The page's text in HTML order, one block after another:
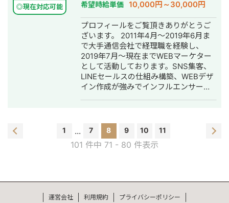
UP ・主な施策内容： └カスタマー
ジャーニーの設計 └オウンドメディ
ア企画/制作ディレクション └セミナ
ー企画の立案 └広告運用/LPO ・成
果 └獲得リード数（全体）：1600%
までUP（10→160件） └獲得リード
数（SEO経由）：0→20件 └獲得リ
ード数（広告経由）：約410%まで
UP（5→30件） └獲得リード数（セ
ミナー経由）：約350%まで
■SEO対策 ①歯科ポータルサイト ・
対策KW：歯医者 〇〇(地名) ・サイト
訪問数：300,000UP（約4ヵ月間） ②
→5位 └モンドール病(1,900)：圏外
0→300,000（約2年間） ③イラスト
◎現在対応可能 希望時給単価 10,000円～30,000円
プロフィールをご覧頂きありがとうご
ざいます。 2011年4月～2019年6月ま
で大手通信会社で経理職を経験し、
2019年7月～現在までWEBマーケター
として活動しております。SNS集客、
LINEセールスの仕組み構築、WEBデザ
イン作成が強みでインフルエンサーの
1 ... 7 8 9 10 11
101 件中 71 - 80 件表示
運営会社 利用規約 プライバシーポリシー